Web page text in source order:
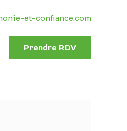
et-confiance.com
Prendre RDV